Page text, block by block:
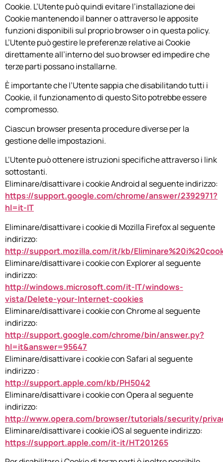
Cookie. L’Utente può quindi evitare l’installazione dei
Cookie mantenendo il banner o attraverso le apposite
funzioni disponibili sul proprio browser o in questa policy.
L’Utente può gestire le preferenze relative ai Cookie
direttamente all’interno del suo browser ed impedire che
terze parti possano installarne.
È importante che l’Utente sappia che disabilitando tutti i
Cookie, il funzionamento di questo Sito potrebbe essere
compromesso.
Ciascun browser presenta procedure diverse per la
gestione delle impostazioni.
L’Utente può ottenere istruzioni specifiche attraverso i link
sottostanti.
Eliminare/disattivare i cookie Android al seguente indirizzo:
https://support.google.com/chrome/answer/2392971?
hl=it-IT
Eliminare/disattivare i cookie di Mozilla Firefox al seguente
indirizzo:
http://support.mozilla.com/it/kb/
Eliminare/disattivare i cookie con Explorer al seguente
indirizzo:
http://windows.microsoft.com/it-IT/windows-
vista/Delete-your-Internet-cookies
Eliminare/disattivare i cookie con Chrome al seguente
indirizzo:
http://support.google.com/chrome/bin/answer.py?
hl=it&answer=95647
Eliminare/disattivare i cookie con Safari al seguente
indirizzo :
http://support.apple.com/kb/PH5042
Eliminare/disattivare i cookie con Opera al seguente
indirizzo:
http://www.opera.com/browser/tutorials/security/
Eliminare/disattivare i cookie iOS al seguente indirizzo:
https://support.apple.com/it-it/HT201265